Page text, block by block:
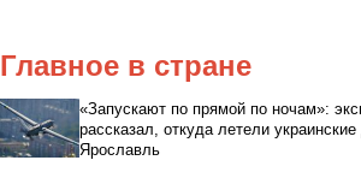
Главное в стране
«Запускают по прямой по ночам»:
рассказал, откуда летели
Ярославль